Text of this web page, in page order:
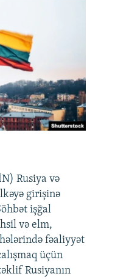
Rusiya və
girişinə
işğal
və elm,
fəaliyyət
üçün
Rusiyanın